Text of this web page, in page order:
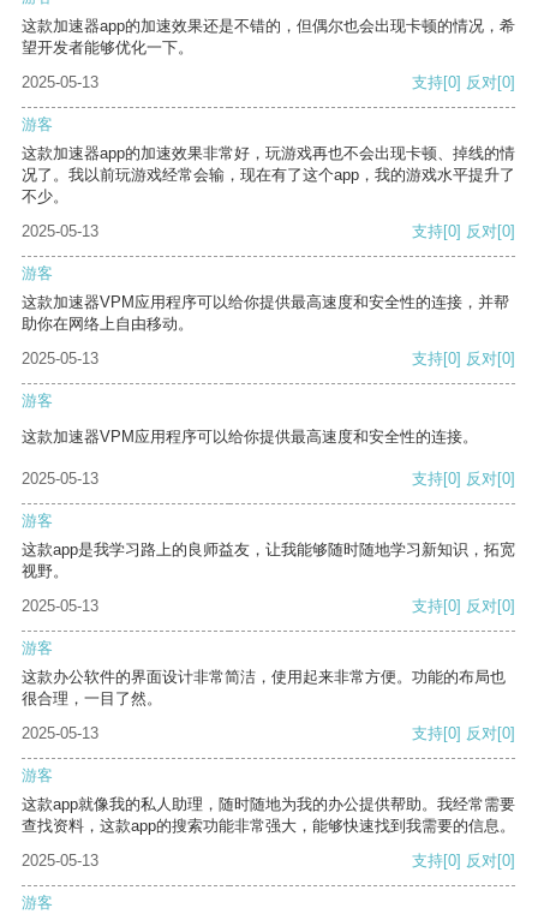
这款加速器app的加速效果还是不错的，但偶尔也会出现卡顿的情况，希
望开发者能够优化一下。
2025-05-13
支持[0] 反对[0]
游客
这款加速器app的加速效果非常好，玩游戏再也不会出现卡顿、掉线的情
况了。我以前玩游戏经常会输，现在有了这个app，我的游戏水平提升了
不少。
2025-05-13
支持[0] 反对[0]
游客
这款加速器VPM应用程序可以给你提供最高速度和安全性的连接，并帮
助你在网络上自由移动。
2025-05-13
支持[0] 反对[0]
游客
这款加速器VPM应用程序可以给你提供最高速度和安全性的连接。
2025-05-13 支持[0] 反对[0]
游客
这款app是我学习路上的良师益友，让我能够随时随地学习新知识，拓宽
视野。
2025-05-13
支持[0] 反对[0]
游客
这款办公软件的界面设计非常简洁，使用起来非常方便。功能的布局也
很合理，一目了然。
2025-05-13
支持[0] 反对[0]
游客
这款app就像我的私人助理，随时随地为我的办公提供帮助。我经常需要
查找资料，这款app的搜索功能非常强大，能够快速找到我需要的信息。
2025-05-13
支持[0] 反对[0]
游客